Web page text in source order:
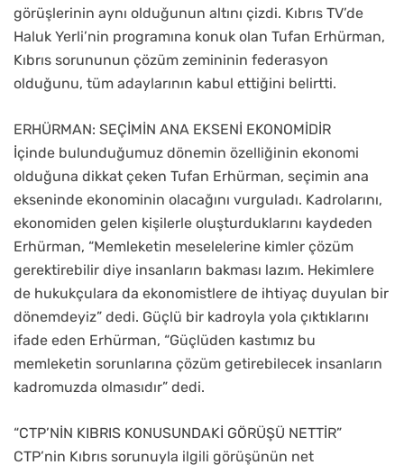
görüşlerinin aynı olduğunun altını çizdi. Kıbrıs TV’de
Haluk Yerli’nin programına konuk olan Tufan Erhürman,
Kıbrıs sorununun çözüm zemininin federasyon
olduğunu, tüm adaylarının kabul ettiğini belirtti.
ERHÜRMAN: SEÇİMİN ANA EKSENİ EKONOMİDİR
İçinde bulunduğumuz dönemin özelliğinin ekonomi
olduğuna dikkat çeken Tufan Erhürman, seçimin ana
ekseninde ekonominin olacağını vurguladı. Kadrolarını,
ekonomiden gelen kişilerle oluşturduklarını kaydeden
Erhürman, “Memleketin meselelerine kimler çözüm
gerektirebilir diye insanların bakması lazım. Hekimlere
de hukukçulara da ekonomistlere de ihtiyaç duyulan bir
dönemdeyiz” dedi. Güçlü bir kadroyla yola çıktıklarını
ifade eden Erhürman, “Güçlüden kastımız bu
memleketin sorunlarına çözüm getirebilecek insanların
kadromuzda olmasıdır” dedi.
“CTP’NİN KIBRIS KONUSUNDAKİ GÖRÜŞÜ NETTİR”
CTP’nin Kıbrıs sorunuyla ilgili görüşünün net